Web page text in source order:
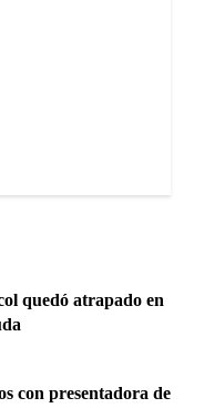
quedó atrapado en
con presentadora de